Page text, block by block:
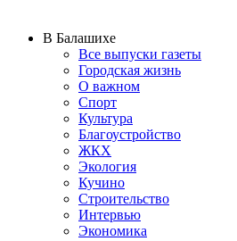
В Балашихе
Все выпуски газеты
Городская жизнь
О важном
Спорт
Культура
Благоустройство
ЖКХ
Экология
Кучино
Строительство
Интервью
Экономика